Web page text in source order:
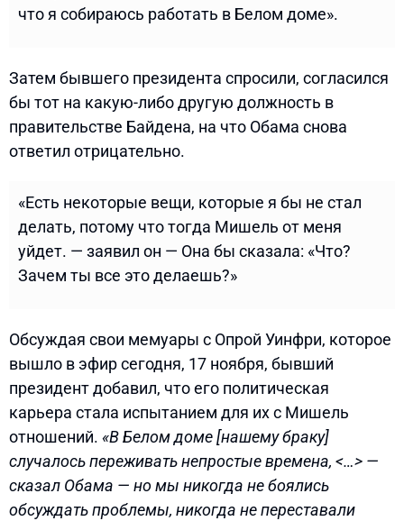
что я собираюсь работать в Белом доме».
Затем бывшего президента спросили, согласился
бы тот на какую-либо другую должность в
правительстве Байдена, на что Обама снова
ответил отрицательно.
«Есть некоторые вещи, которые я бы не стал
делать, потому что тогда Мишель от меня
уйдет. — заявил он — Она бы сказала: «Что?
Зачем ты все это делаешь?»
Обсуждая свои мемуары с Опрой Уинфри, которое
вышло в эфир сегодня, 17 ноября, бывший
президент добавил, что его политическая
карьера стала испытанием для их с Мишель
отношений. «В Белом доме [нашему браку]
случалось переживать непростые времена, <…> —
сказал Обама — но мы никогда не боялись
обсуждать проблемы, никогда не переставали